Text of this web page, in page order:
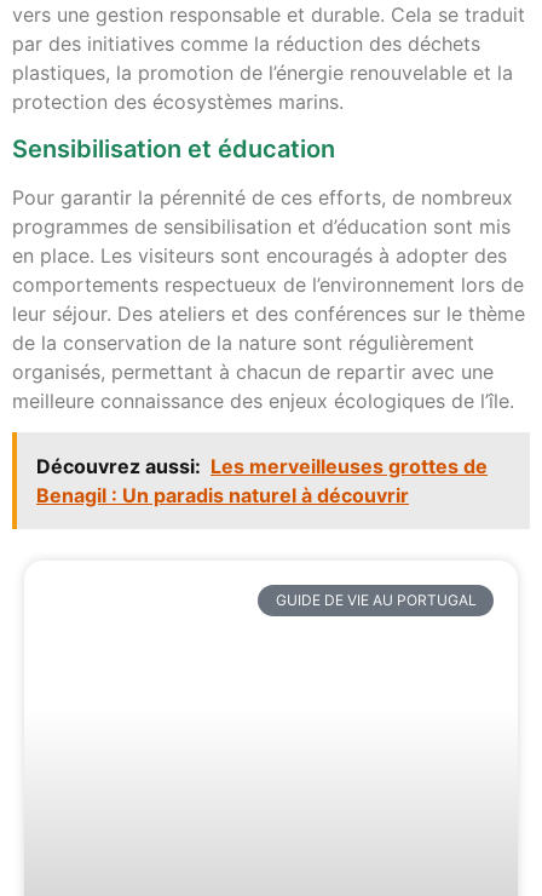
vers une gestion responsable et durable. Cela se traduit
par des initiatives comme la réduction des déchets
plastiques, la promotion de l’énergie renouvelable et la
protection des écosystèmes marins.
Sensibilisation et éducation
Pour garantir la pérennité de ces efforts, de nombreux
programmes de sensibilisation et d’éducation sont mis
en place. Les visiteurs sont encouragés à adopter des
comportements respectueux de l’environnement lors de
leur séjour. Des ateliers et des conférences sur le thème
de la conservation de la nature sont régulièrement
organisés, permettant à chacun de repartir avec une
meilleure connaissance des enjeux écologiques de l’île.
Découvrez aussi: Les merveilleuses grottes de
Benagil : Un paradis naturel à découvrir
GUIDE DE VIE AU PORTUGAL